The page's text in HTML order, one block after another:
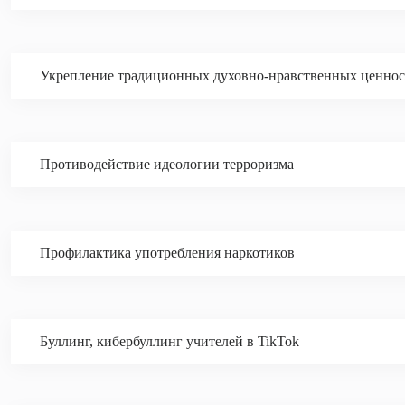
Укрепление традиционных духовно-нравственных
Противодействие идеологии терроризма
Профилактика употребления наркотиков
Буллинг, кибербуллинг учителей в TikTok